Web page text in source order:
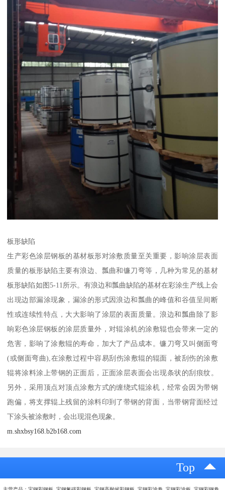
板形缺陷
生产彩色涂层钢板的基材板形对涂敷质量至关重要，影响涂层表面
质量的板形缺陷主要有浪边、瓢曲和镰刀弯等，几种为常见的基材
板形缺陷如图5-11所示。有浪边和瓢曲缺陷的基材在彩涂生产线上会
出现边部漏涂现象，漏涂的形式因浪边和瓢曲的峰值和谷值呈间断
性或连续性特点，大大影响了涂层的表面质量。浪边和瓢曲除了影
响彩色涂层钢板的涂层质量外，对辊涂机的涂敷辊也会带来一定的
危害，影响了涂敷辊的寿命，加大了产品成本。镰刀弯又叫侧面弯
(或侧面弯曲),在涂敷过程中容易刮伤涂敷辊的辊面，被刮伤的涂敷
辊将涂料涂上带钢的正面后，正面涂层表面会出现条状的刮痕纹。
另外，采用顶点对顶点涂敷方式的缠绕式辊涂机，经常会因为带钢
跑偏，将支撑辊上残留的涂料印到了带钢的背面，当带钢背面经过
下涂头被涂敷时，会出现混色现象。
m.shxbsy168.b2b168.com
Top